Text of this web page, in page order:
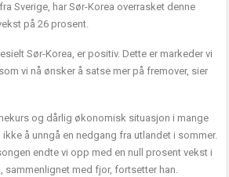
Sverige, har Sør-Korea overrasket denne
på 26 prosent.
Sør-Korea, er positiv. Dette er markeder vi
vi nå ønsker å satse mer på fremover, sier
og dårlig økonomisk situasjon i mange
å unngå en nedgang fra utlandet i sommer.
endte vi opp med en null prosent vekst i
sammenlignet med fjor, fortsetter han.